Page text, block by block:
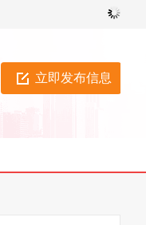
立即发布信息